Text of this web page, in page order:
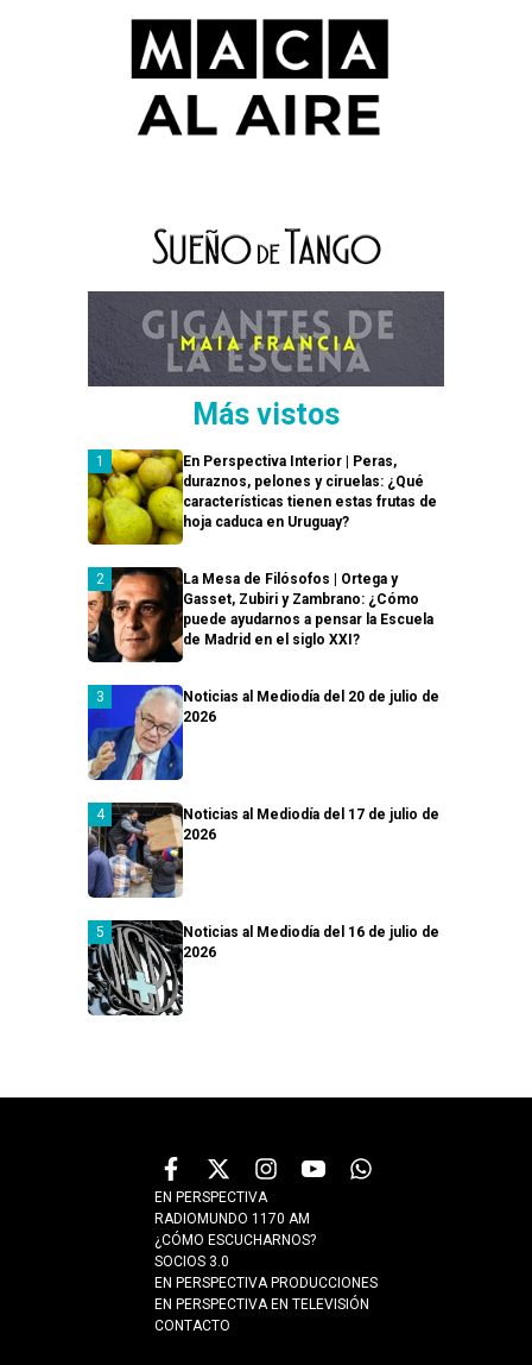
Más vistos
En Perspectiva Interior | Peras,
duraznos, pelones y ciruelas: ¿Qué
características tienen estas frutas de
hoja caduca en Uruguay?
La Mesa de Filósofos | Ortega y
Gasset, Zubiri y Zambrano: ¿Cómo
puede ayudarnos a pensar la Escuela
de Madrid en el siglo XXI?
Noticias al Mediodía del 20 de julio de
2026
Noticias al Mediodía del 17 de julio de
2026
Noticias al Mediodía del 16 de julio de
2026
EN PERSPECTIVA
RADIOMUNDO 1170 AM
¿CÓMO ESCUCHARNOS?
SOCIOS 3.0
EN PERSPECTIVA PRODUCCIONES
EN PERSPECTIVA EN TELEVISIÓN
CONTACTO